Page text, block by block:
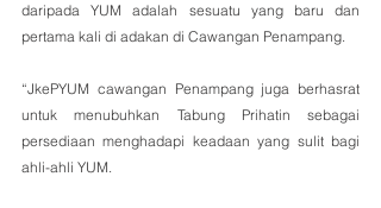
daripada YUM adalah sesuatu yang baru dan
pertama kali di adakan di Cawangan Penampang.
“JkePYUM cawangan Penampang juga berhasrat
untuk menubuhkan Tabung Prihatin sebagai
persediaan menghadapi keadaan yang sulit bagi
ahli-ahli YUM.